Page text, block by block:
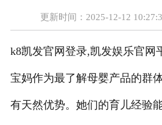
更新时间：2025-12-12
k8凯发官网登录,凯发娱乐官网
宝妈作为最了解母婴产品的群
有天然优势。她们的育儿经验